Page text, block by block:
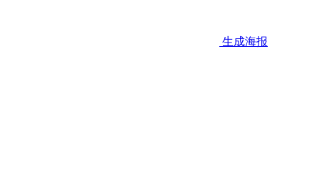
生成海报